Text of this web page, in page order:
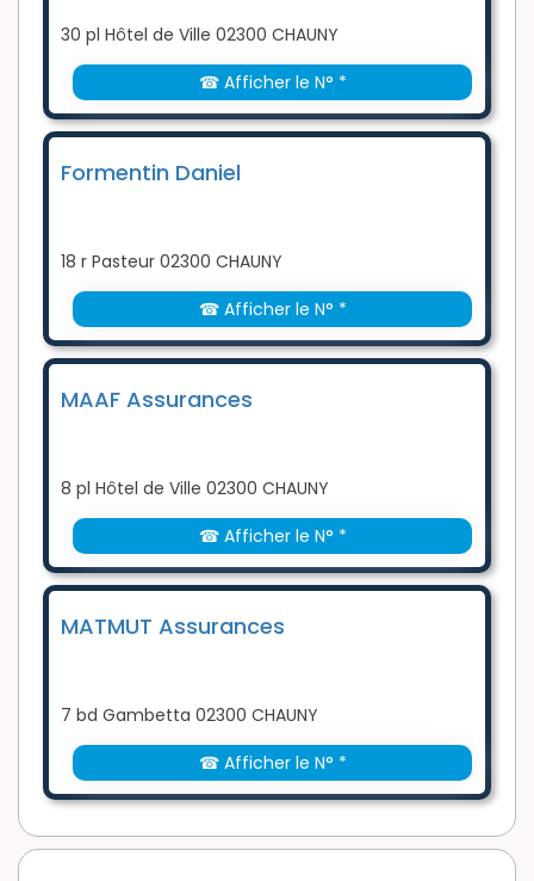
30 pl Hôtel de Ville 02300 CHAUNY
☎ Afficher le N° *
Formentin Daniel
18 r Pasteur 02300 CHAUNY
☎ Afficher le N° *
MAAF Assurances
8 pl Hôtel de Ville 02300 CHAUNY
☎ Afficher le N° *
MATMUT Assurances
7 bd Gambetta 02300 CHAUNY
☎ Afficher le N° *